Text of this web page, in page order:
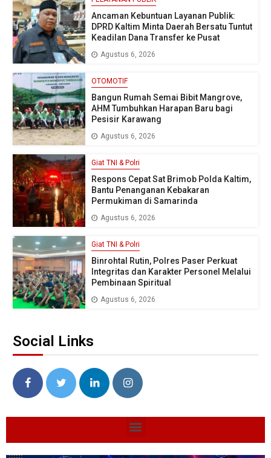
Ancaman Kebuntuan Layanan Publik:
DPRD Kaltim Minta Daerah Bersatu Tuntut
Keadilan Dana Transfer ke Pusat
Agustus 6, 2026
OTOMOTIF
Bangun Rumah Semai Bibit Mangrove,
AHM Tumbuhkan Harapan Baru bagi
Pesisir Karawang
Agustus 6, 2026
Giat TNI & Polri
Respons Cepat Sat Brimob Polda Kaltim,
Bantu Penanganan Kebakaran
Permukiman di Samarinda
Agustus 6, 2026
Giat TNI & Polri
Binrohtal Rutin, Polres Paser Perkuat
Integritas dan Karakter Personel Melalui
Pembinaan Spiritual
Agustus 6, 2026
Social Links